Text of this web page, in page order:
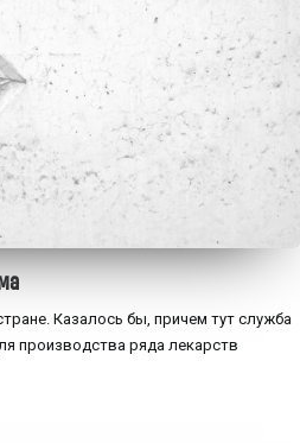
Казалось бы, причем тут служба
производства ряда лекарств